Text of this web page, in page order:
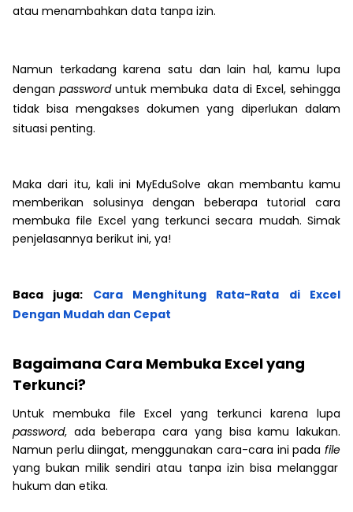
atau menambahkan data tanpa izin.
Namun terkadang karena satu dan lain hal, kamu lupa
denganpassworduntuk membuka data di Excel, sehingga
tidak bisa mengakses dokumen yang diperlukan dalam
situasi penting.
Maka dari itu, kali ini MyEduSolve akan membantu kamu
memberikan solusinya dengan beberapa tutorial cara
membuka file Excel yang terkunci secara mudah. Simak
penjelasannya berikut ini, ya!
Baca juga: Cara Menghitung Rata-Rata di Excel
Dengan Mudah dan Cepat
Bagaimana Cara Membuka Excel yang
Terkunci?
Untuk membuka file Excel yang terkunci karena lupa
password, ada beberapa cara yang bisa kamu lakukan.
Namun perlu diingat, menggunakan cara-cara ini pada file
yang bukan milik sendiri atau tanpa izin bisa melanggar
hukum dan etika.